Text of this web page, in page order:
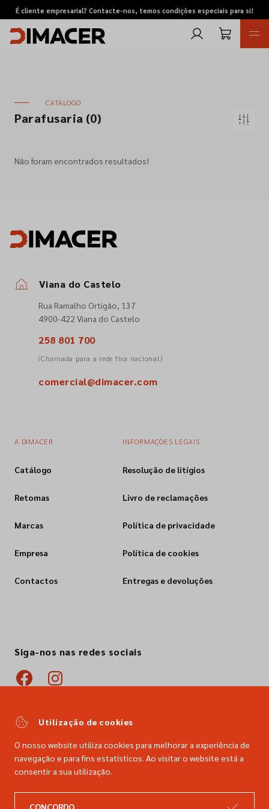
É cliente empresarial? Contacte-nos, temos condições especiais para si!
Retomas
Empresa
Siga-nos nas redes sociais
CATÁLOGO
Parafusaria (0)
Não foram encontrados resultados!
Viana do Castelo
Rua Ramalho Ortigão, 137
4900-422 Viana do Castelo
258 801 700
(Chamada para a rede fixa nacional)
comercial@dimacer.com
A DIMACER
Catálogo
Retomas
Marcas
Empresa
Contactos
INFORMAÇÕES LEGAIS
Resolução de litígios
Livro de reclamações
Política de privacidade
Política de cookies
Entregas e devoluções
Siga-nos nas redes sociais
Utilização de cookies
O nosso website utiliza cookies para melhorar a experiência de
navegação e para fins estatísticos. Ao visitar o website está a
consentir a sua utilização.
CONCORDO